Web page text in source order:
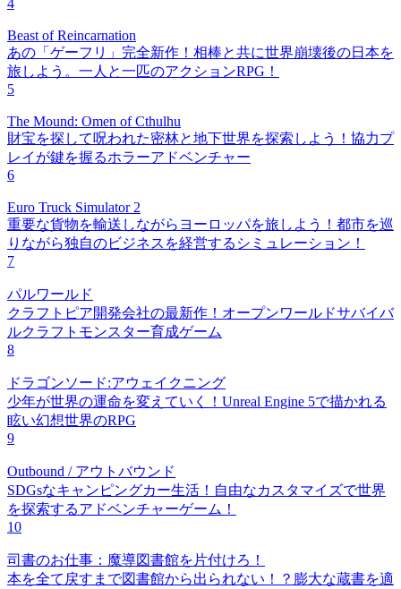
4
Beast of Reincarnation
あの「ゲーフリ」完全新作！相棒と共に世界崩壊後の日本を
旅しよう。一人と一匹のアクションRPG！
5
The Mound: Omen of Cthulhu
財宝を探して呪われた密林と地下世界を探索しよう！協力プ
レイが鍵を握るホラーアドベンチャー
6
Euro Truck Simulator 2
重要な貨物を輸送しながらヨーロッパを旅しよう！都市を巡
りながら独自のビジネスを経営するシミュレーション！
7
パルワールド
クラフトピア開発会社の最新作！オープンワールドサバイバ
ルクラフトモンスター育成ゲーム
8
ドラゴンソード:アウェイクニング
少年が世界の運命を変えていく！Unreal Engine 5で描かれる
眩い幻想世界のRPG
9
Outbound / アウトバウンド
SDGsなキャンピングカー生活！自由なカスタマイズで世界
を探索するアドベンチャーゲーム！
10
司書のお仕事：魔導図書館を片付けろ！
本を全て戻すまで図書館から出られない！？膨大な蔵書を適